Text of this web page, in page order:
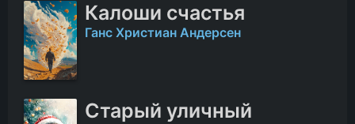
Калоши счастья
Ганс Христиан Андерсен
Старый уличный